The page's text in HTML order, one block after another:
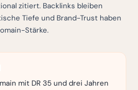
zitiert. Backlinks bleiben
Tiefe und Brand-Trust haben
Stärke.
mit DR 35 und drei Jahren